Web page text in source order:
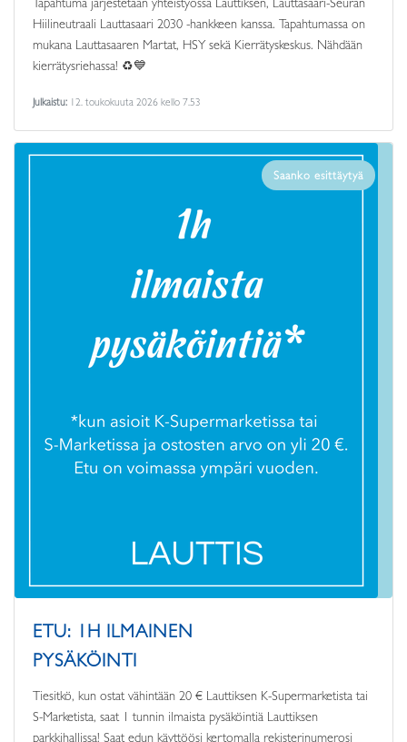
Hiilineutraali Lauttasaari 2030 -hankkeen kanssa. Tapahtumassa on
mukana Lauttasaaren Martat, HSY sekä Kierrätyskeskus. Nähdään
kierrätysriehassa! ♻️💙
Julkaistu: 12. toukokuuta 2026 kello 7.53
Saanko esittäytyä
ETU: 1H ILMAINEN
PYSÄKÖINTI
Tiesitkö, kun ostat vähintään 20 € Lauttiksen K-Supermarketista tai
S-Marketista, saat 1 tunnin ilmaista pysäköintiä Lauttiksen
parkkihallissa! Saat edun käyttöösi kertomalla rekisterinumerosi